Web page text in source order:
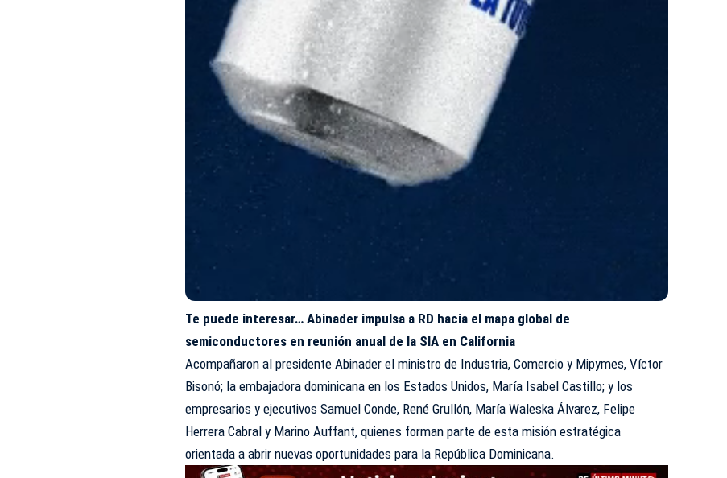
Te puede interesar… Abinader impulsa a RD hacia el mapa global de
semiconductores en reunión anual de la SIA en California
Acompañaron al presidente Abinader el ministro de Industria, Comercio y Mipymes, Víctor
Bisonó; la embajadora dominicana en los Estados Unidos, María Isabel Castillo; y los
empresarios y ejecutivos Samuel Conde, René Grullón, María Waleska Álvarez, Felipe
Herrera Cabral y Marino Auffant, quienes forman parte de esta misión estratégica
orientada a abrir nuevas oportunidades para la República Dominicana.